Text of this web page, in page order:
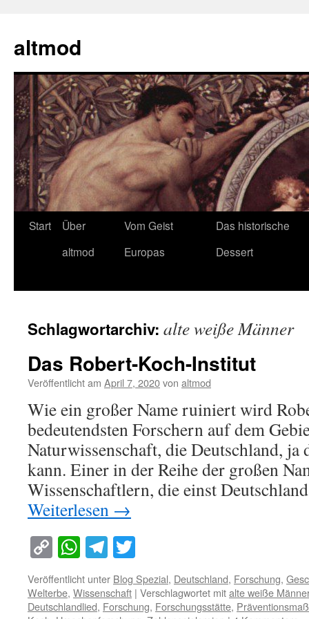
springen
altmod
Start
Über
altmod
Vom Geist
Europas
Das historische
Dessert
Schlagwortarchiv: alte weiße Männer
Das Robert-Koch-Institut
Veröffentlicht am April 7, 2020von altmod
Wie ein großer Name ruiniert wird
bedeutendsten Forschern auf dem
Naturwissenschaft, die Deutschland, ja
kann. Einer in der Reihe der großen
Wissenschaftlern, die einst
Weiterlesen →
Copy
Link
WhatsApp
Telegram
Veröffentlicht unter Blog Spezial, Deutschland, Forschung,
Welterbe, Wissenschaft | Verschlagwortet mitalte weiße Männer
Deutschlandlied, Forschung, Forschungsstätte,